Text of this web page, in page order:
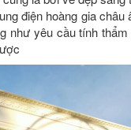
điện hoàng gia
như yêu cầu tính